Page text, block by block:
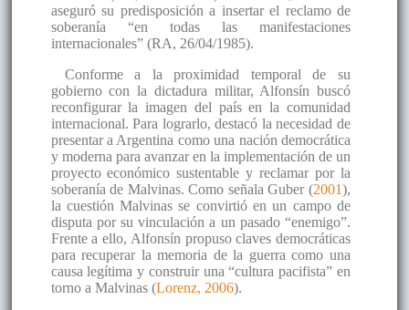
aseguró su predisposición a insertar el reclamo de
soberanía “en todas las manifestaciones
internacionales” (RA, 26/04/1985).
Conforme a la proximidad temporal de su
gobierno con la dictadura militar, Alfonsín buscó
reconfigurar la imagen del país en la comunidad
internacional. Para lograrlo, destacó la necesidad de
presentar a Argentina como una nación democrática
y moderna para avanzar en la implementación de un
proyecto económico sustentable y reclamar por la
soberanía de Malvinas. Como señala Guber (2001),
la cuestión Malvinas se convirtió en un campo de
disputa por su vinculación a un pasado “enemigo”.
Frente a ello, Alfonsín propuso claves democráticas
para recuperar la memoria de la guerra como una
causa legítima y construir una “cultura pacifista” en
torno a Malvinas (Lorenz, 2006).